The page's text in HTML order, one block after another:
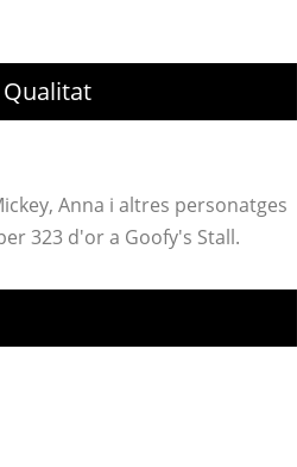
Anna i altres personatges
323 d'or a Goofy's Stall.